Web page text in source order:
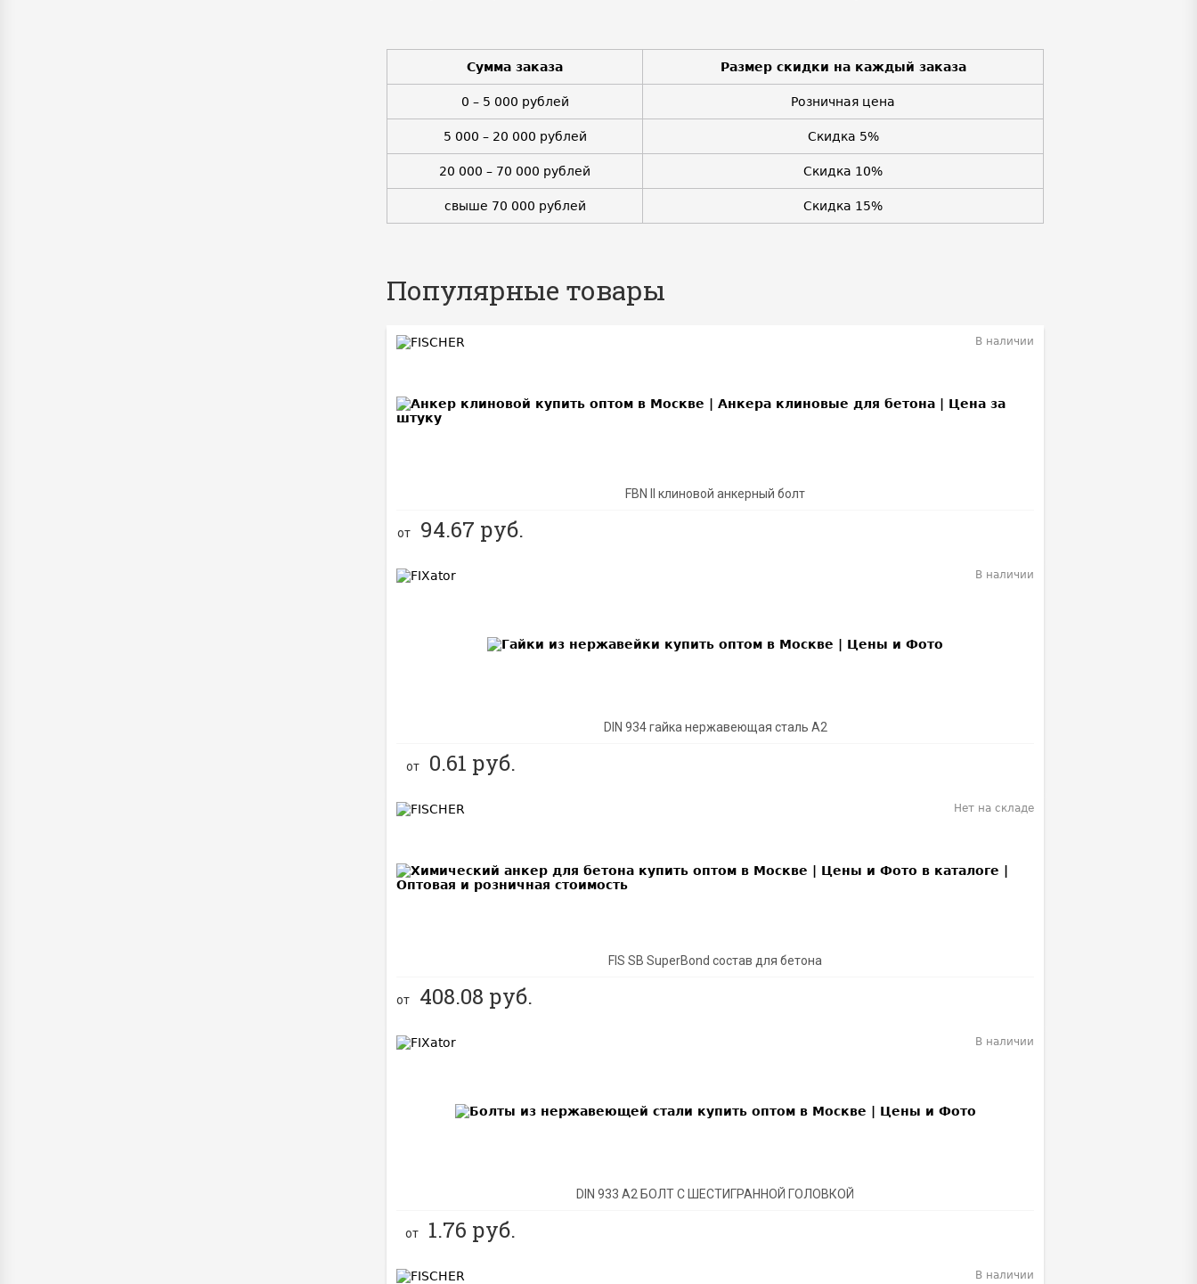
Сумма заказа Размер скидки на каждый заказа
0 – 5 000 рублей Розничная цена
5 000 – 20 000 рублей Скидка 5%
20 000 – 70 000 рублей Скидка 10%
свыше 70 000 рублей Скидка 15%
Популярные товары
FBN II клиновой анкерный болт
В наличии
от 94.67 руб.
DIN 934 гайка нержавеющая сталь A2
В наличии
от 0.61 руб.
FIS SB SuperBond состав для бетона
Нет на складе
от 408.08 руб.
DIN 933 А2 БОЛТ С ШЕСТИГРАННОЙ ГОЛОВКОЙ
В наличии
от 1.76 руб.
В наличии